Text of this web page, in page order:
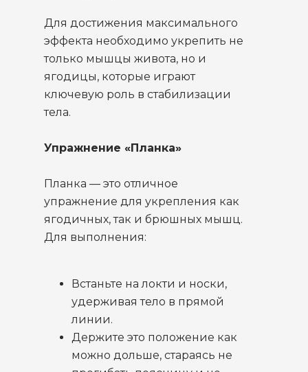
Для достижения максимального
эффекта необходимо укрепить не
только мышцы живота, но и
ягодицы, которые играют
ключевую роль в стабилизации
тела.
Упражнение «Планка»
Планка — это отличное
упражнение для укрепления как
ягодичных, так и брюшных мышц.
Для выполнения:
Встаньте на локти и носки,
удерживая тело в прямой
линии.
Держите это положение как
можно дольше, стараясь не